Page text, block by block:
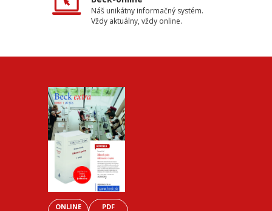
Náš unikátny informačný systém.
Vždy aktuálny, vždy online.
ONLINE
PDF